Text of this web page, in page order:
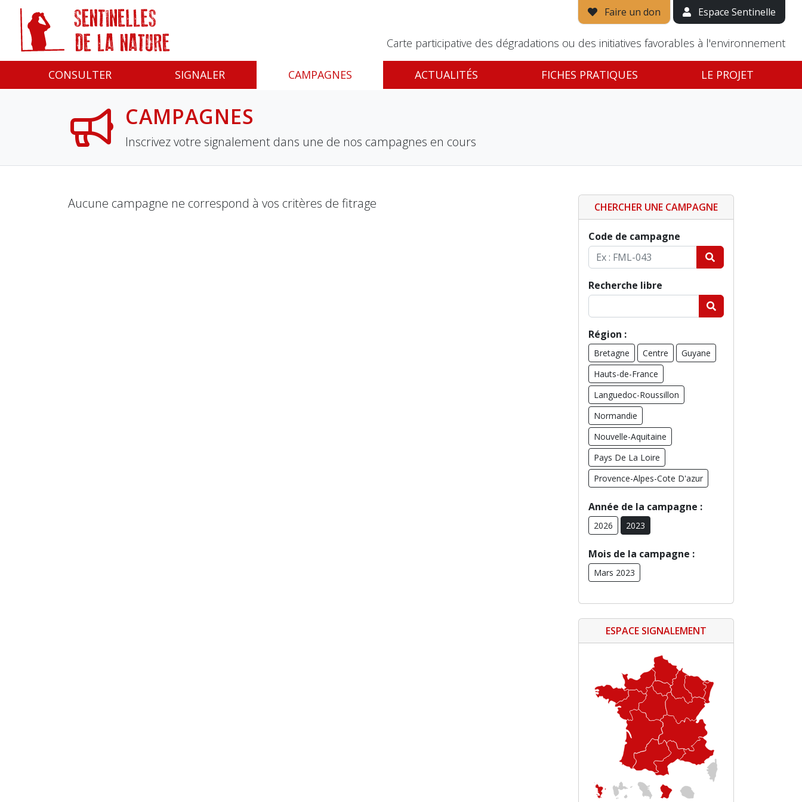
Faire un don Espace Sentinelle
Carte participative des dégradations ou des initiatives favorables à l'environnement
CONSULTER SIGNALER CAMPAGNES ACTUALITÉS FICHES PRATIQUES LE PROJET
CAMPAGNES
Inscrivez votre signalement dans une de nos campagnes en cours
Aucune campagne ne correspond à vos critères de fitrage CHERCHER UNE CAMPAGNE
Code de campagne
Recherche libre
Région :
Bretagne Centre
Guyane
Hauts-de-France
Languedoc-Roussillon
Normandie
Nouvelle-Aquitaine
Pays De La Loire
Provence-Alpes-Cote D'azur
Année de la campagne :
2026 2023
Mois de la campagne :
Mars 2023
ESPACE SIGNALEMENT
Panneau de gestion des cookies